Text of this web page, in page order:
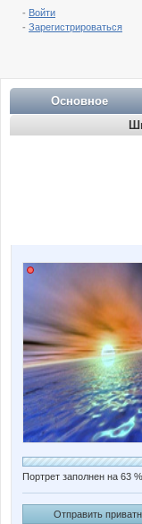
- Войти
- Зарегистрироваться
Основное
Портрет заполнен на 63 %
Отправить